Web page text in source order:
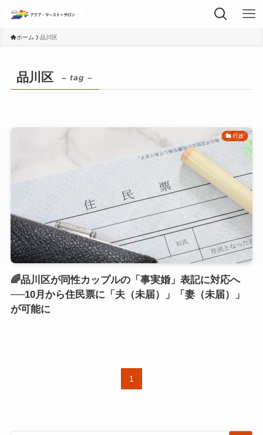
ホーム 品川区
品川区 – tag –
行政
🌈品川区が同性カップルの「事実婚」表記に対応へ
──10月から住民票に「夫（未届）」「妻（未届）」
が可能に
1